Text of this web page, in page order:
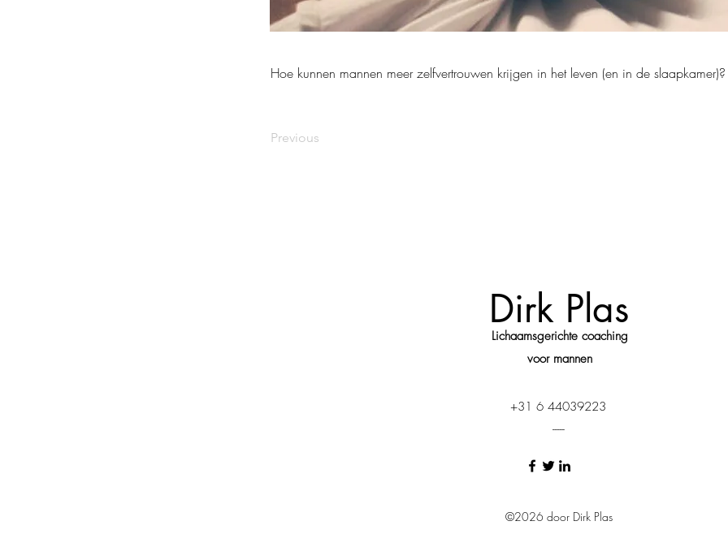
Hoe kunnen mannen meer zelfvertrouwen krijgen in het leven (en in de slaapkamer)?
Previous
Dirk Plas
Lichaamsgerichte coaching
voor mannen
+31 6 44039223
-----
©2026 door Dirk Plas